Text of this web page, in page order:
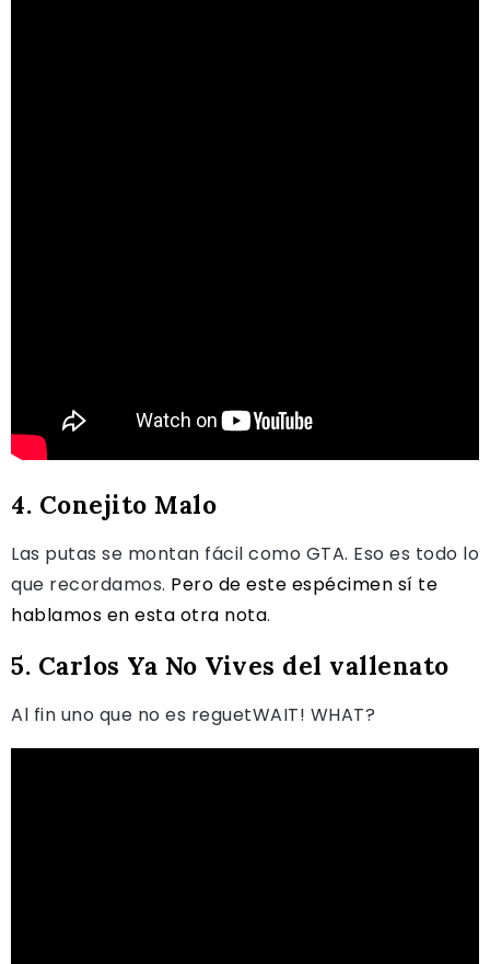
4. Conejito Malo
Las putas se montan fácil como GTA. Eso es todo lo
que recordamos. Pero de este espécimen sí te
hablamos en esta otra nota.
5. Carlos Ya No Vives del vallenato
Al fin uno que no es reguetWAIT! WHAT?